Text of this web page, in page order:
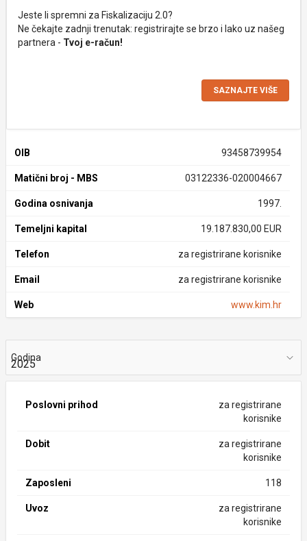
Jeste li spremni za Fiskalizaciju 2.0?
Ne čekajte zadnji trenutak: registrirajte se brzo i lako uz našeg
partnera - Tvoj e-račun!
SAZNAJTE VIŠE
OIB 93458739954
Matični broj - MBS 03122336-020004667
Godina osnivanja 1997.
Temeljni kapital 19.187.830,00 EUR
Telefon za registrirane korisnike
Email za registrirane korisnike
Web www.kim.hr
Godina
Poslovni prihod
za registrirane
korisnike
Dobit
za registrirane
korisnike
Zaposleni 118
Uvoz
za registrirane
korisnike